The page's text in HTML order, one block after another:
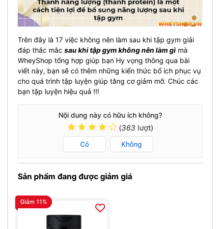
Trên đây là 17 việc không nên làm sau khi tập gym giải
đáp thắc mắc sau khi tập gym không nên làm gì mà
WheyShop tổng hợp giúp bạn Hy vọng thông qua bài
viết này, bạn sẽ có thêm những kiến thức bổ ích phục vụ
cho quá trình tập luyện giúp tăng cơ giảm mỡ. Chúc các
bạn tập luyện hiệu quả !!!
Nội dung này có hữu ích không?
(363 lượt)
Có Không
Sản phẩm đang được giảm giá
Giảm 11%